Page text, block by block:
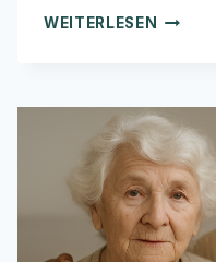
WEITERLESEN
–
WAS
WISSEN